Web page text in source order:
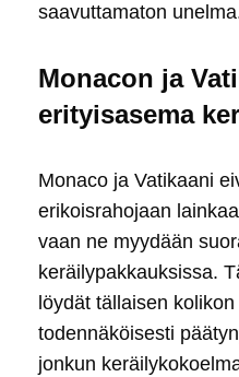
saavuttamaton
Monacon ja
erityisasema
Monaco ja Vatikaani
erikoisrahojaan
vaan ne myydään
keräilypakkauksissa.
löydät tällaisen
todennäköisesti
jonkun